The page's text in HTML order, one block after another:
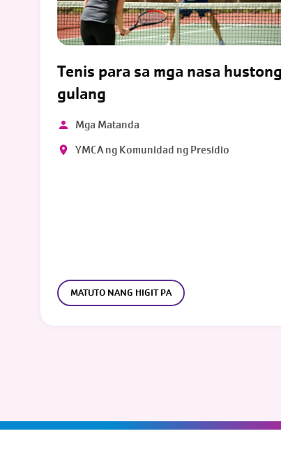
Tenis para sa mga nasa hustong
gulang
Mga Matanda
YMCA ng Komunidad ng Presidio
MATUTO NANG HIGIT PA